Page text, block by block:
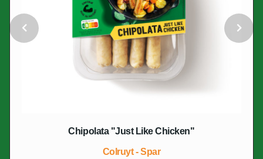
Chipolata "Just Like Chicken"
Colruyt - Spar